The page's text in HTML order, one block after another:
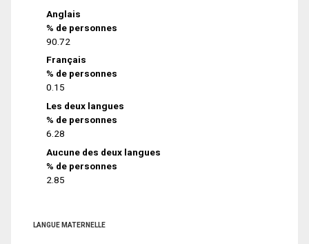
Anglais
% de personnes
90.72
Français
% de personnes
0.15
Les deux langues
% de personnes
6.28
Aucune des deux langues
% de personnes
2.85
LANGUE MATERNELLE